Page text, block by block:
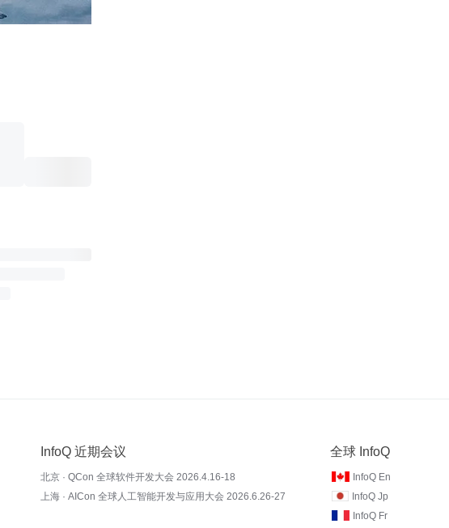
InfoQ 近期会议
北京 · QCon 全球软件开发大会 2026.4.16-18
上海 · AICon 全球人工智能开发与应用大会 2026.6.26-27
全球 InfoQ
InfoQ En
InfoQ Jp
InfoQ Fr